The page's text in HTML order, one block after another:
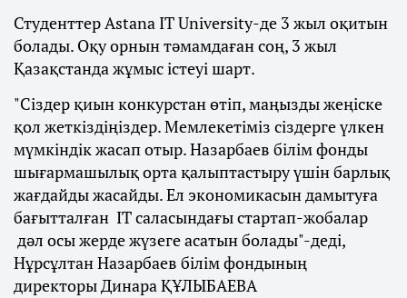
Студенттер Astana IT University-де 3 жыл оқитын
болады. Оқу орнын тәмамдаған соң, 3 жыл
Қазақстанда жұмыс істеуі шарт.
"Сіздер қиын конкурстан өтіп, маңызды жеңіске
қол жеткіздіңіздер. Мемлекетіміз сіздерге үлкен
мүмкіндік жасап отыр. Назарбаев білім фонды
шығармашылық орта қалыптастыру үшін барлық
жағдайды жасайды. Ел экономикасын дамытуға
бағытталған IT саласындағы стартап-жобалар
дәл осы жерде жүзеге асатын болады"-деді,
Нұрсұлтан Назарбаев білім фондының
директоры Динара ҚҰЛЫБАЕВА